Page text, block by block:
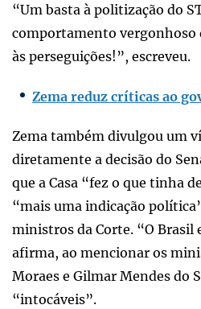
“Um basta à politização do
comportamento vergonhoso
às perseguições!”, escreveu.
Zema reduz críticas ao
Zema também divulgou um
diretamente a decisão do
que a Casa “fez o que tinha
“mais uma indicação
ministros da Corte. “O Brasil
afirma, ao mencionar os
Moraes e Gilmar Mendes do
“intocáveis”.